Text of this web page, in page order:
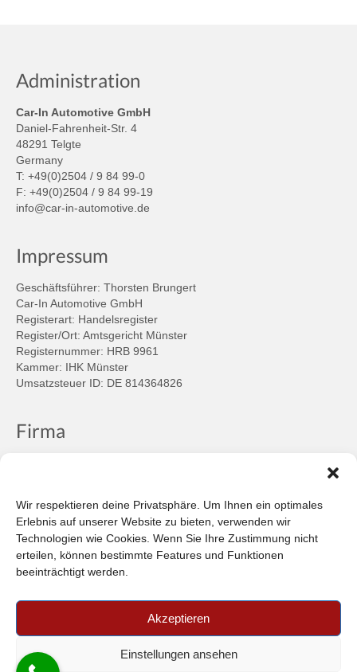
Wir respektieren deine Privatsphäre. Um Ihnen ein optimales
Erlebnis auf unserer Website zu bieten, verwenden wir
Technologien wie Cookies. Wenn Sie Ihre Zustimmung nicht
erteilen, können bestimmte Features und Funktionen
beeinträchtigt werden.
Akzeptieren
Einstellungen ansehen
Administration
Car-In Automotive GmbH
Daniel-Fahrenheit-Str. 4
48291 Telgte
Germany
T: +49(0)2504 / 9 84 99-0
F: +49(0)2504 / 9 84 99-19
info@car-in-automotive.de
Impressum
Geschäftsführer: Thorsten Brungert
Car-In Automotive GmbH
Registerart: Handelsregister
Register/Ort: Amtsgericht Münster
Registernummer: HRB 9961
Kammer: IHK Münster
Umsatzsteuer ID: DE 814364826
Firma
Über uns
Informationen
Plattform der EU-Kommission zur Online-Streitbeilegung
Unsere AGB (PDF)